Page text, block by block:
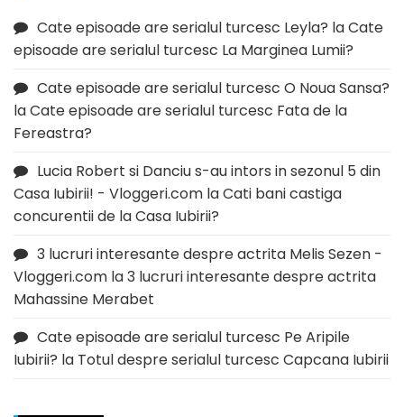
Cate episoade are serialul turcesc Leyla? laCate
episoade are serialul turcesc La Marginea Lumii?
Cate episoade are serialul turcesc O Noua Sansa?
laCate episoade are serialul turcesc Fata de la
Fereastra?
Lucia Robert si Danciu s-au intors in sezonul 5 din
Casa Iubirii! - Vloggeri.com laCati bani castiga
concurentii de la Casa Iubirii?
3 lucruri interesante despre actrita Melis Sezen -
Vloggeri.com la3 lucruri interesante despre actrita
Mahassine Merabet
Cate episoade are serialul turcesc Pe Aripile
Iubirii? la Totul despre serialul turcesc Capcana Iubirii